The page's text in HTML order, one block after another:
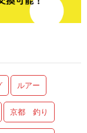
ルアー
京都 釣り